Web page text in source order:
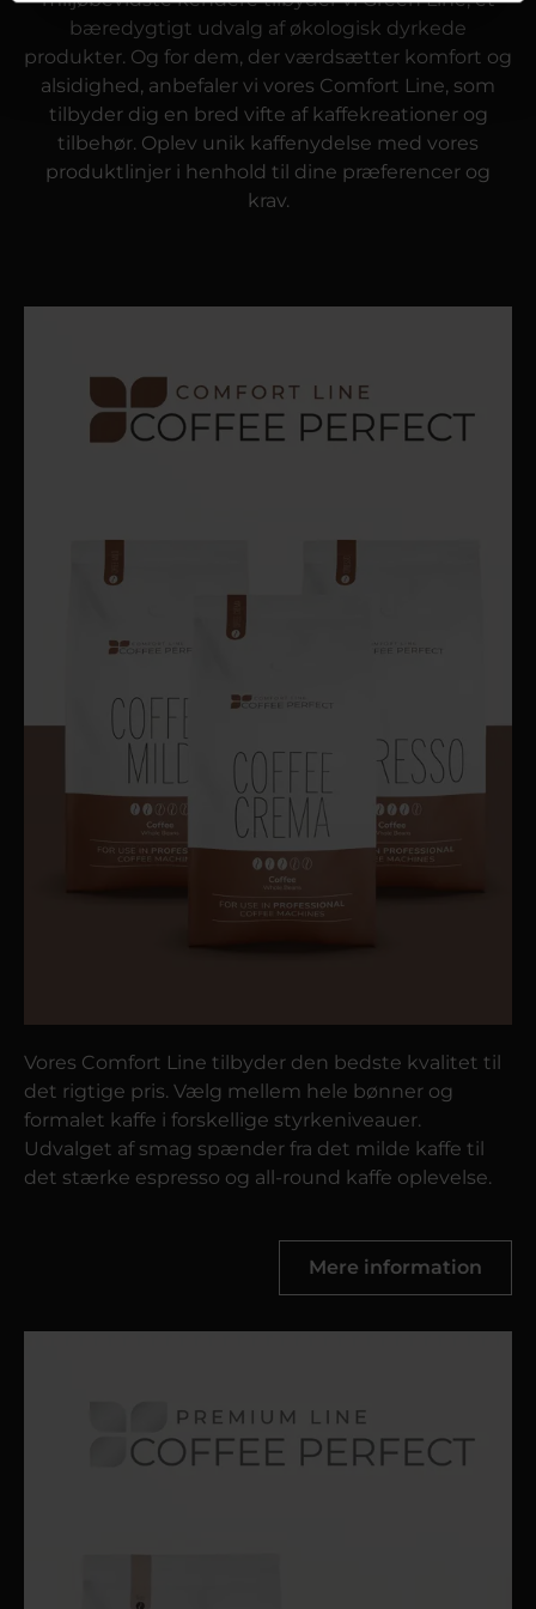
bæredygtigt udvalg af økologisk dyrkede
produkter. Og for dem, der værdsætter komfort og
alsidighed, anbefaler vi vores Comfort Line, som
tilbyder dig en bred vifte af kaffekreationer og
tilbehør. Oplev unik kaffenydelse med vores
produktlinjer i henhold til dine præferencer og
krav.
Vores Comfort Line tilbyder den bedste kvalitet til
det rigtige pris. Vælg mellem hele bønner og
formalet kaffe i forskellige styrkeniveauer.
Udvalget af smag spænder fra det milde kaffe til
det stærke espresso og all-round kaffe oplevelse.
Mere information